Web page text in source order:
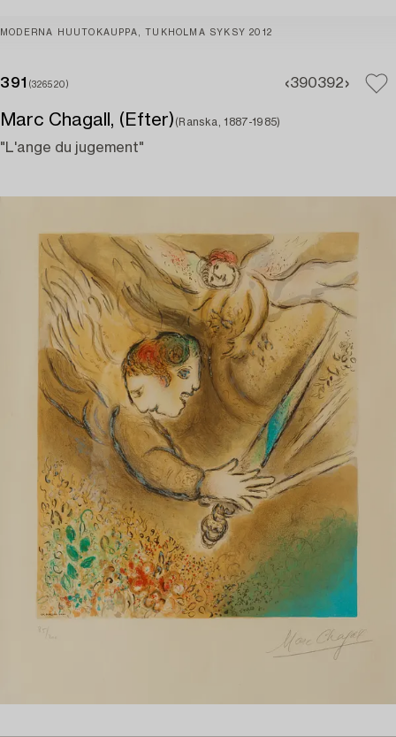
MODERNA HUUTOKAUPPA, TUKHOLMA SYKSY 2012
391 (326520) 390392
Marc Chagall, (Efter) (Ranska, 1887-1985)
"L'ange du jugement"